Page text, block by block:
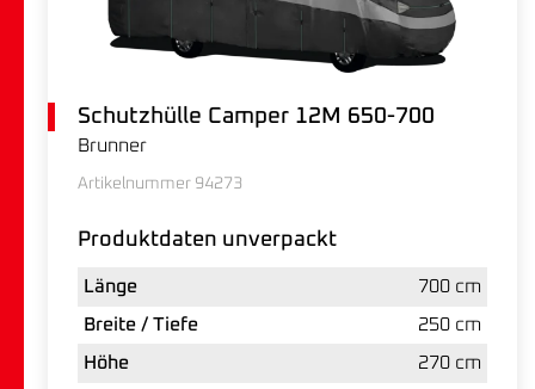
Schutzhülle Camper 12M 650-700
Brunner
Artikelnummer 94273
Produktdaten unverpackt
Länge
700 cm
Breite / Tiefe
250 cm
Höhe
270 cm